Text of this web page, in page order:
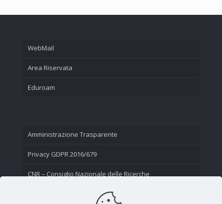
WebMail
Area Riservata
Eduroam
Amministrazione Trasparente
Privacy GDPR 2016/679
CNR – Consiglio Nazionale delle Ricerche